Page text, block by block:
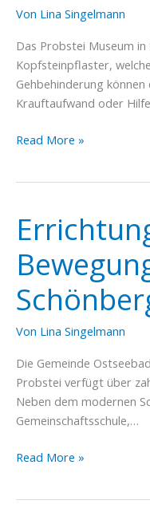
Von Lina Singelmann
Das Probstei Museum
Kopfsteinpflaster,
Gehbehinderung
Krauftaufwand oder
Behindertenfreundliche
Read More »
Von Lina Singelmann
Die Gemeinde
Probstei verfügt über
Neben dem modernen
Gemeinschaftsschule,…
Errichtung
Read More »